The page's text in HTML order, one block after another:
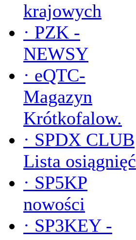
krajowych
· PZK -
NEWSY
· eQTC-
Magazyn
Krótkofalow.
· SPDX CLUB
Lista osiągnięć
· SP5KP
nowości
· SP3KEY -